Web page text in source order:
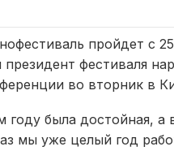
пройдет с
фестиваля
во вторник в
была достойная, а
мы уже целый год